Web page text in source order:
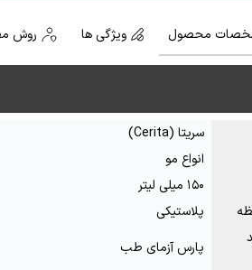
محصول ویژگی ها روش
سریتا (Cerita)
انواع مو
۱۵۰ میلی لیتر
پلاستیکی
پارس آزمای طب